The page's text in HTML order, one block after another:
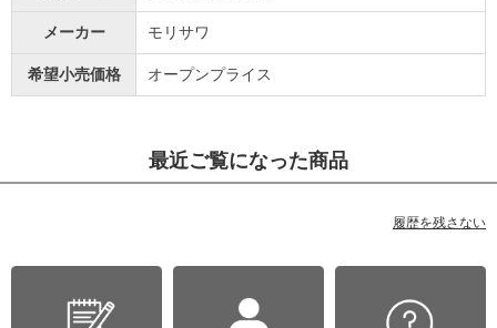
メーカー モリサワ
希望小売価格 オープンプライス
最近ご覧になった商品
履歴を残さない